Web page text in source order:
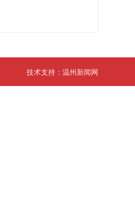
技术支持： 温州新闻网